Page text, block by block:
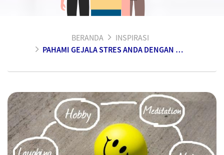
BERANDA
INSPIRASI
PAHAMI GEJALA STRES ANDA DENGAN METODE INI